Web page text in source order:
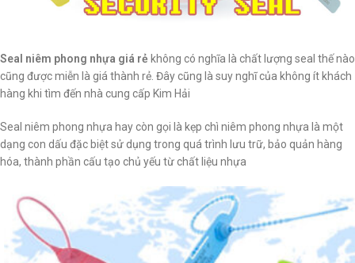
Seal niêm phong nhựa giá rẻ không có nghĩa là chất lượng seal thế nào
cũng được miễn là giá thành rẻ. Đây cũng là suy nghĩ của không ít khách
hàng khi tìm đến nhà cung cấp Kim Hải
Seal niêm phong nhựa hay còn gọi là kẹp chì niêm phong nhựa là một
dạng con dấu đặc biệt sử dụng trong quá trình lưu trữ, bảo quản hàng
hóa, thành phần cấu tạo chủ yếu từ chất liệu nhựa